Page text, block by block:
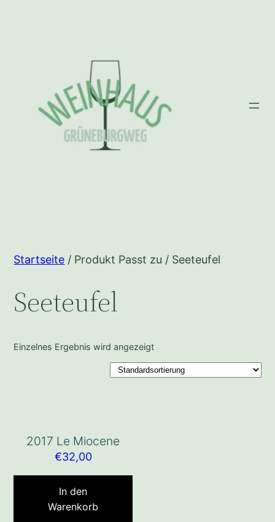
Startseite / Produkt Passt zu / Seeteufel
Seeteufel
Einzelnes Ergebnis wird angezeigt
2017 Le Miocene
€32,00
In den
Warenkorb